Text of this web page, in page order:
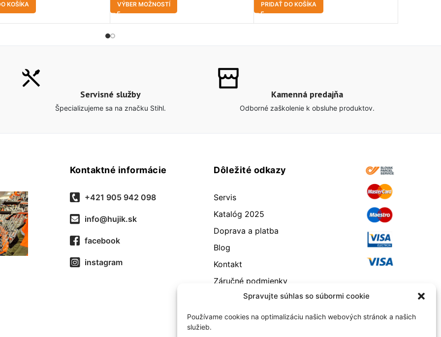
Spravujte súhlas so súbormi cookie
Používame cookies na optimalizáciu našich webových stránok a našich
služieb.
KOŠÍKA VÝBER MOŽNOSTÍ PRIDAŤ DO KOŠÍKA
Servisné služby
Špecializujeme sa na značku Stihl.
Kamenná predajňa
Odborné zaškolenie k obsluhe produktov.
Kontaktné informácie
+421 905 942 098
info@hujik.sk
facebook
instagram
Dôležité odkazy
Servis
Katalóg 2025
Doprava a platba
Blog
Kontakt
Záručné podmienky
Odstúpenie od zmluvy
Reklamácia a vrátenie